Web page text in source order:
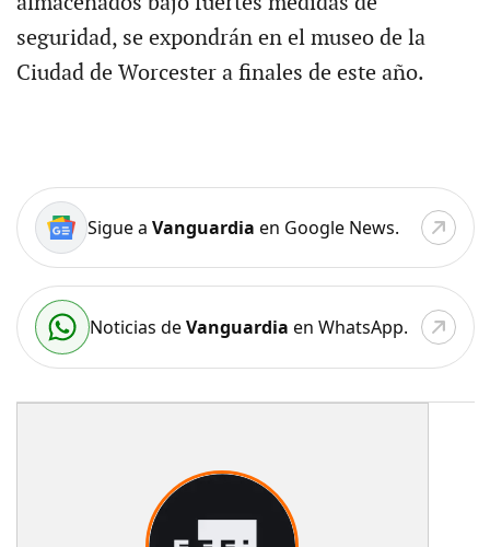
seguridad, se expondrán en el museo de la
Ciudad de Worcester a finales de este año.
Sigue a Vanguardia en Google News.
Noticias deVanguardia en WhatsApp.